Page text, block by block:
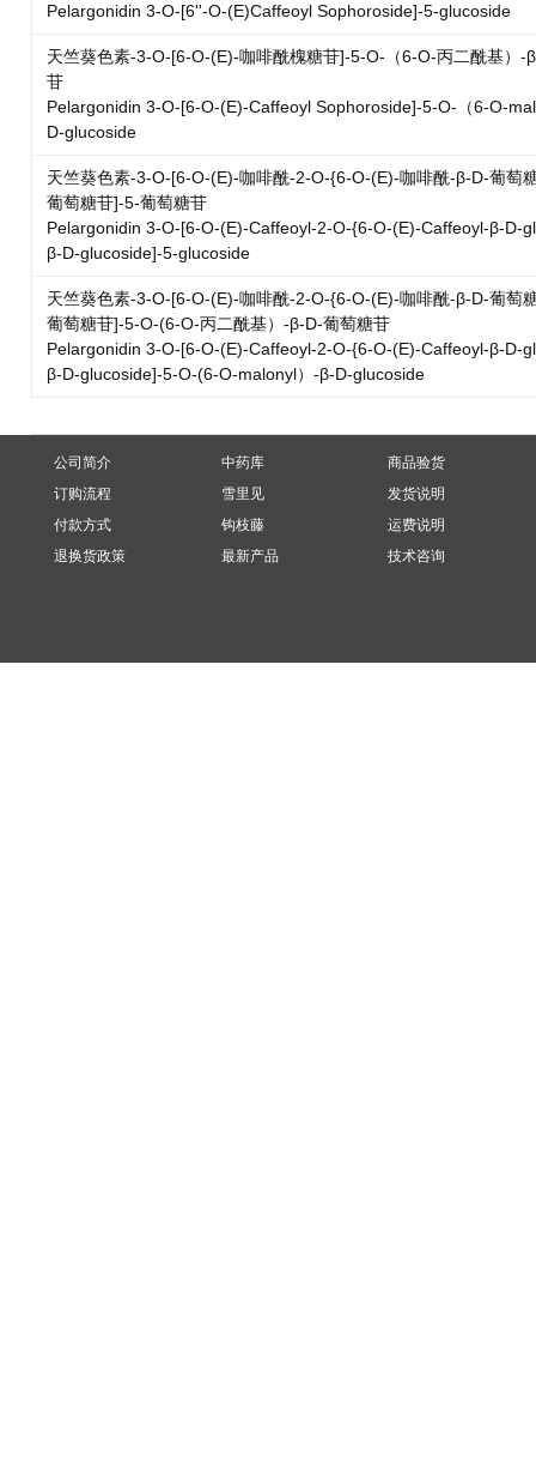
Pelargonidin 3-O-[6''-O-(E)Caffeoyl Sophoroside]-5-glucoside
天竺葵色素-3-O-[6-O-(E)-咖啡酰槐糖苷]-5-O-（6-O-丙二酰基）-
苷
Pelargonidin 3-O-[6-O-(E)-Caffeoyl Sophoroside]-5-O-（6-O-
D-glucoside
天竺葵色素-3-O-[6-O-(E)-咖啡酰-2-O-{6-O-(E)-咖啡酰-β-D-葡萄
葡萄糖苷]-5-葡萄糖苷
Pelargonidin 3-O-[6-O-(E)-Caffeoyl-2-O-{6-O-(E)-Caffeoyl-β-D-
β-D-glucoside]-5-glucoside
天竺葵色素-3-O-[6-O-(E)-咖啡酰-2-O-{6-O-(E)-咖啡酰-β-D-葡萄
葡萄糖苷]-5-O-(6-O-丙二酰基）-β-D-葡萄糖苷
Pelargonidin 3-O-[6-O-(E)-Caffeoyl-2-O-{6-O-(E)-Caffeoyl-β-D-
β-D-glucoside]-5-O-(6-O-malonyl）-β-D-glucoside
公司简介
订购流程
付款方式
退换货政策
中药库
雪里见
钩枝藤
最新产品
商品验货
发货说明
运费说明
技术咨询